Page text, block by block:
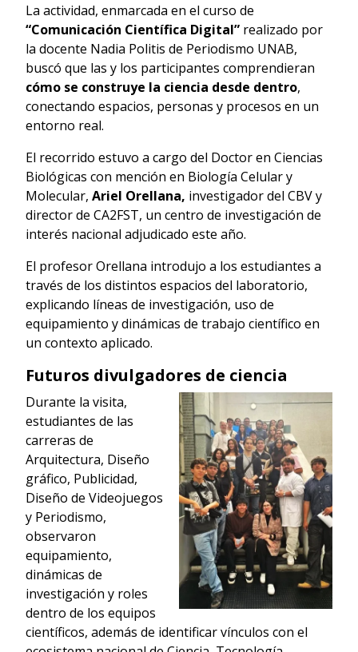
La actividad, enmarcada en el curso de
“Comunicación Científica Digital” realizado por
la docente Nadia Politis de Periodismo UNAB,
buscó que las y los participantes comprendieran
cómo se construye la ciencia desde dentro,
conectando espacios, personas y procesos en un
entorno real.
El recorrido estuvo a cargo del Doctor en Ciencias
Biológicas con mención en Biología Celular y
Molecular, Ariel Orellana, investigador del CBV y
director de CA2FST, un centro de investigación de
interés nacional adjudicado este año.
El profesor Orellana introdujo a los estudiantes a
través de los distintos espacios del laboratorio,
explicando líneas de investigación, uso de
equipamiento y dinámicas de trabajo científico en
un contexto aplicado.
Futuros divulgadores de ciencia
Durante la visita,
estudiantes de las
carreras de
Arquitectura, Diseño
gráfico, Publicidad,
Diseño de Videojuegos
y Periodismo,
observaron
equipamiento,
dinámicas de
investigación y roles
dentro de los equipos
científicos, además de identificar vínculos con el